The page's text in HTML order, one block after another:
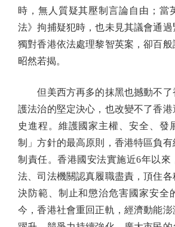
時，無人質疑其壓制言論自由；當
法》拘捕疑犯時，也未見其議會通
獨對香港依法處理黎智英案，卻百
昭然若揭。
但美西方再多的抹黑也撼動不了
護法治的堅定決心，也改變不了香
史進程。維護國家主權、安全、發
制」方針的最高原則，香港特區負
制責任。香港國安法實施近6年以來
法、司法機關認真履職盡責，頂住
決防範、制止和懲治危害國家安全
今，香港社會重回正軌，經濟動能